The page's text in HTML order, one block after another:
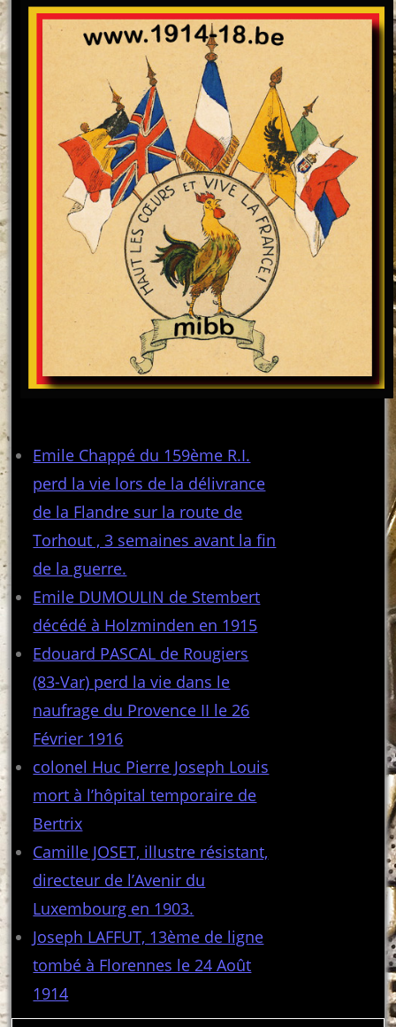
Emile Chappé du 159ème R.I.
perd la vie lors de la délivrance
de la Flandre sur la route de
Torhout , 3 semaines avant la fin
de la guerre.
Emile DUMOULIN de Stembert
décédé à Holzminden en 1915
Edouard PASCAL de Rougiers
(83-Var) perd la vie dans le
naufrage du Provence II le 26
Février 1916
colonel Huc Pierre Joseph Louis
mort à l’hôpital temporaire de
Bertrix
Camille JOSET, illustre résistant,
directeur de l’Avenir du
Luxembourg en 1903.
Joseph LAFFUT, 13ème de ligne
tombé à Florennes le 24 Août
1914